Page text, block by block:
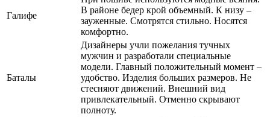
Галифе
В районе бедер крой объемный. К низу –
зауженные. Смотрятся стильно. Носятся
комфортно.
Баталы
Дизайнеры учли пожелания тучных
мужчин и разработали специальные
модели. Главный положительный момент –
удобство. Изделия больших размеров. Не
стесняют движений. Внешний вид
привлекательный. Отменно скрывают
полноту.